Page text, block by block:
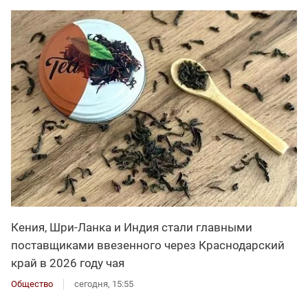
Кения, Шри-Ланка и Индия стали главными
поставщиками ввезенного через Краснодарский
край в 2026 году чая
Общество сегодня, 15:55